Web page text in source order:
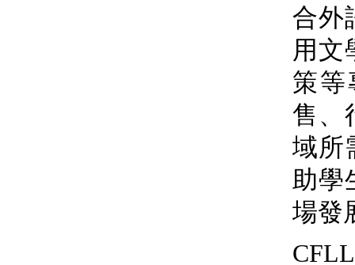
合外
用文
策等
售 、
域所
助學
場發